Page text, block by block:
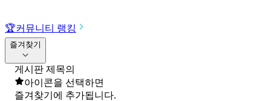
🏆커뮤니티 랭킹
즐겨찾기
게시판 제목의
아이콘을 선택하면
즐겨찾기에 추가됩니다.